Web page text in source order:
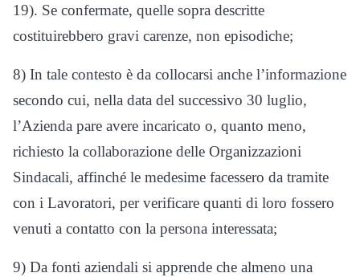
19). Se confermate, quelle sopra descritte
costituirebbero gravi carenze, non episodiche;
8) In tale contesto è da collocarsi anche l’informazione
secondo cui, nella data del successivo 30 luglio,
l’Azienda pare avere incaricato o, quanto meno,
richiesto la collaborazione delle Organizzazioni
Sindacali, affinché le medesime facessero da tramite
con i Lavoratori, per verificare quanti di loro fossero
venuti a contatto con la persona interessata;
9) Da fonti aziendali si apprende che almeno una